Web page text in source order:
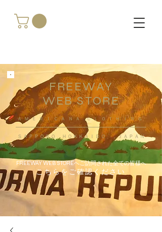
FREEWAY
WEB STORE
​ＡＭＥＲＩＣＡＮＡ ＣＬＯＴＨＩＮＧ
ＳＡＰＰＯＲＯ ＨＯＫＫＡＩＤＯ ，ＪＡＰＡＮ
FREEWAY WEB STOREへご訪問された全ての皆様へ
こちらをご確認ください